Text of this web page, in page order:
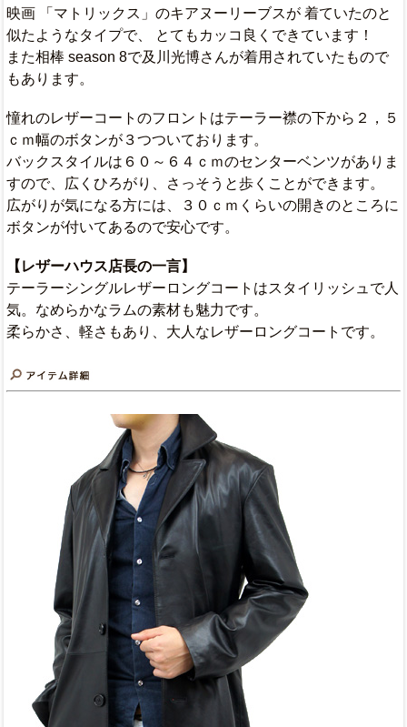
映画 「マトリックス」のキアヌーリーブスが 着ていたのと
似たようなタイプで、 とてもカッコ良くできています！
また相棒 season 8で及川光博さんが着用されていたもので
もあります。
憧れのレザーコートのフロントはテーラー襟の下から２，５
ｃｍ幅のボタンが３つついております。
バックスタイルは６０～６４ｃｍのセンターベンツがありま
すので、広くひろがり、さっそうと歩くことができます。
広がりが気になる方には、３０ｃｍくらいの開きのところに
ボタンが付いてあるので安心です。
【レザーハウス店長の一言】
テーラーシングルレザーロングコートはスタイリッシュで人
気。なめらかなラムの素材も魅力です。
柔らかさ、軽さもあり、大人なレザーロングコートです。